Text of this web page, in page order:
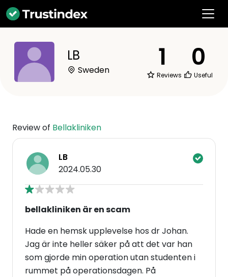
LB
Sweden 1
Reviews
0
Useful
Review of Bellakliniken
LB
2024.05.30
bellakliniken är en scam
Hade en hemsk upplevelse hos dr Johan.
Jag är inte heller säker på att det var han
som gjorde min operation utan studenten i
rummet på operationsdagen. På